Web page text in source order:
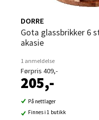
DORRE
Gota glassbrikker 6 stk med holder
akasie
1 anmeldelse
Førpris 409,-
205,-
På nettlager
Finnes i 1 butikk
Åpent i dag 10-16
0 i butikk
Steinkjer -